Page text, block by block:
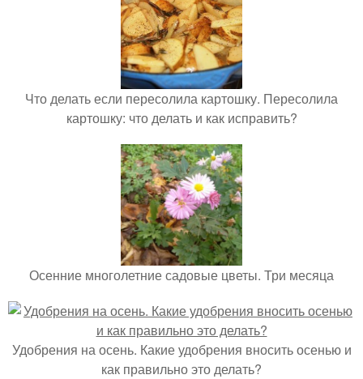
Что делать если пересолила картошку. Пересолила
картошку: что делать и как исправить?
Осенние многолетние садовые цветы. Три месяца
Удобрения на осень. Какие удобрения вносить осенью и
как правильно это делать?